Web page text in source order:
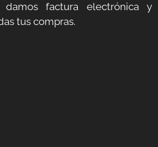
factura electrónica y
tus compras.